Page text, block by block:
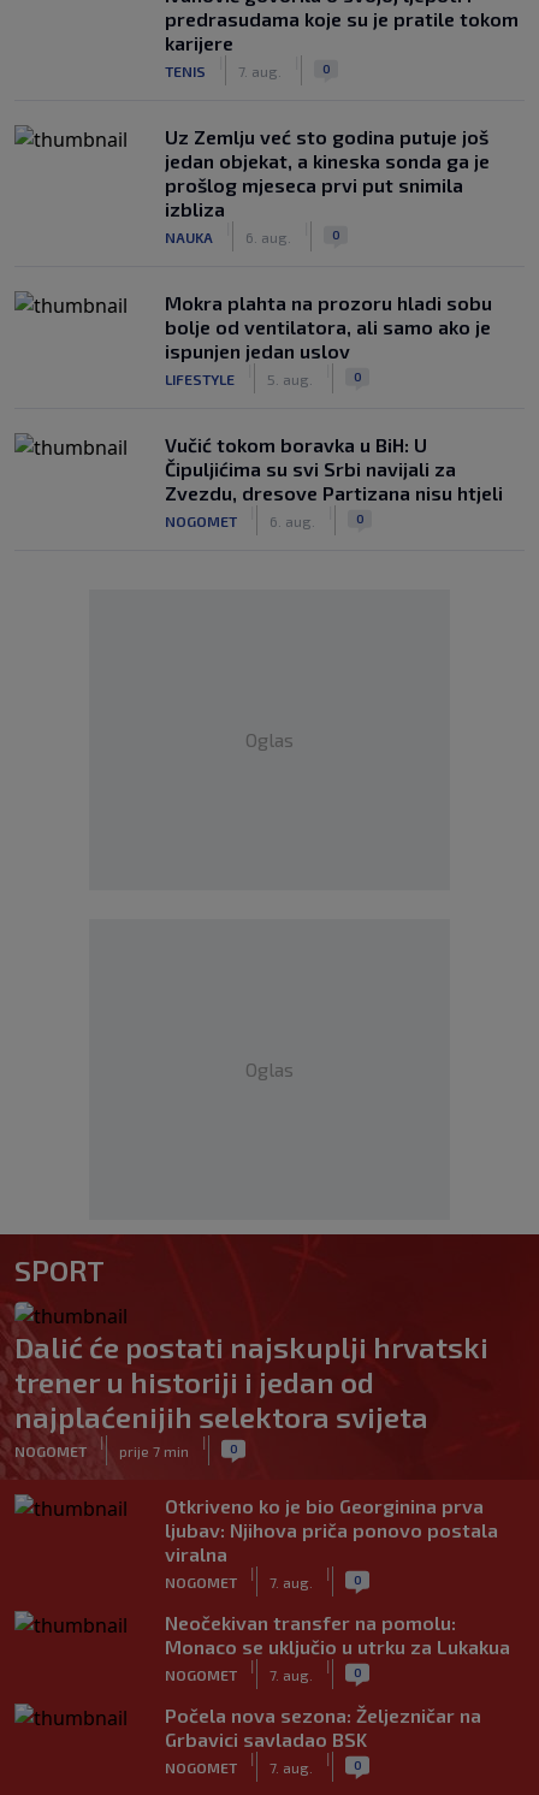
predrasudama koje su je pratile tokom
karijere
TENIS 7. aug. 0
Uz Zemlju već sto godina putuje još
jedan objekat, a kineska sonda ga je
prošlog mjeseca prvi put snimila
izbliza
NAUKA 6. aug. 0
Mokra plahta na prozoru hladi sobu
bolje od ventilatora, ali samo ako je
ispunjen jedan uslov
LIFESTYLE 5. aug. 0
Vučić tokom boravka u BiH: U
Čipuljićima su svi Srbi navijali za
Zvezdu, dresove Partizana nisu htjeli
NOGOMET 6. aug. 0
Oglas
Oglas
SPORT
Dalić će postati najskuplji hrvatski
trener u historiji i jedan od
najplaćenijih selektora svijeta
NOGOMET
|
prije 7 min
| 0
Otkriveno ko je bio Georginina prva
ljubav: Njihova priča ponovo postala
viralna
NOGOMET
|
7. aug.
| 0
Neočekivan transfer na pomolu:
Monaco se uključio u utrku za Lukakua
NOGOMET
|
7. aug.
| 0
Počela nova sezona: Željezničar na
Grbavici savladao BSK
NOGOMET
|
7. aug.
| 0